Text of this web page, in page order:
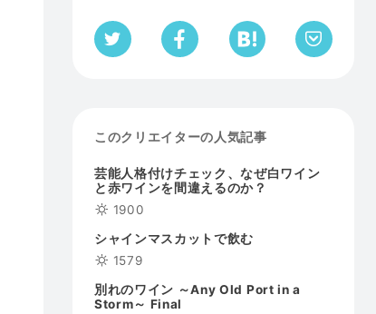
このクリエイターの人気記事
芸能人格付けチェック、なぜ白ワイン
と赤ワインを間違えるのか？
1900
シャインマスカットで飲む
1579
別れのワイン ～Any Old Port in a
Storm～ Final